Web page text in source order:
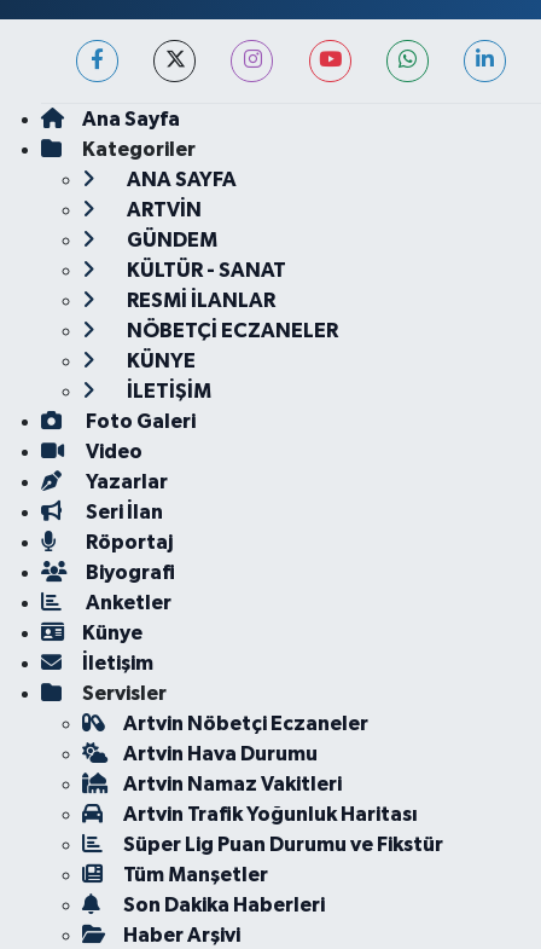
Ana Sayfa
Kategoriler
ANA SAYFA
ARTVİN
GÜNDEM
KÜLTÜR - SANAT
RESMİ İLANLAR
NÖBETÇİ ECZANELER
KÜNYE
İLETİŞİM
Foto Galeri
Video
Yazarlar
Seri İlan
Röportaj
Biyografi
Anketler
Künye
İletişim
Servisler
Artvin Nöbetçi Eczaneler
Artvin Hava Durumu
Artvin Namaz Vakitleri
Artvin Trafik Yoğunluk Haritası
Süper Lig Puan Durumu ve Fikstür
Tüm Manşetler
Son Dakika Haberleri
Haber Arşivi